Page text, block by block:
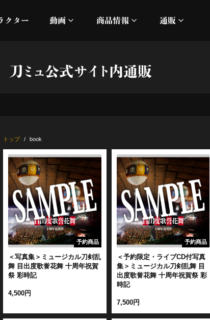
クター 動画
オフィシャルムービー
商品情報
加州清光 単騎出陣 極
静かなる夜半の寝ざめ
十周年記念 乱舞博覧会
目出度歌誉花舞 十周年祝賀祭
全公演グッズ
ディスコグラフィー
通販
刀ミュ公式サイト内通販
トップ book
予約商品
＜写真集＞ミュージカル刀剣乱
舞 目出度歌誉花舞 十周年祝賀
祭 彩時記
4,500円
予約商品
＜予約限定・ライブCD付写真
集＞ミュージカル刀剣乱舞 目
出度歌誉花舞 十周年祝賀祭 彩
時記
7,500円